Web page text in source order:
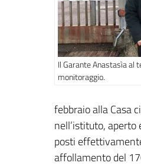
Il Garante Anastasìa al
monitoraggio.
febbraio alla Casa
nell’istituto,
posti
affollamento del